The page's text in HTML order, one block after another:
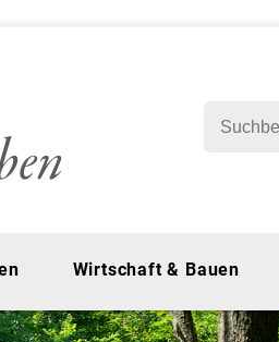
Wirtschaft & Bauen